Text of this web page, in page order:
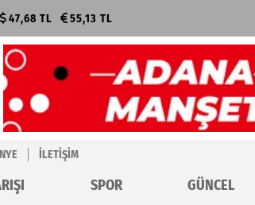
47,68 TL 55,13 TL
İLETIŞIM
SPOR GÜNCEL